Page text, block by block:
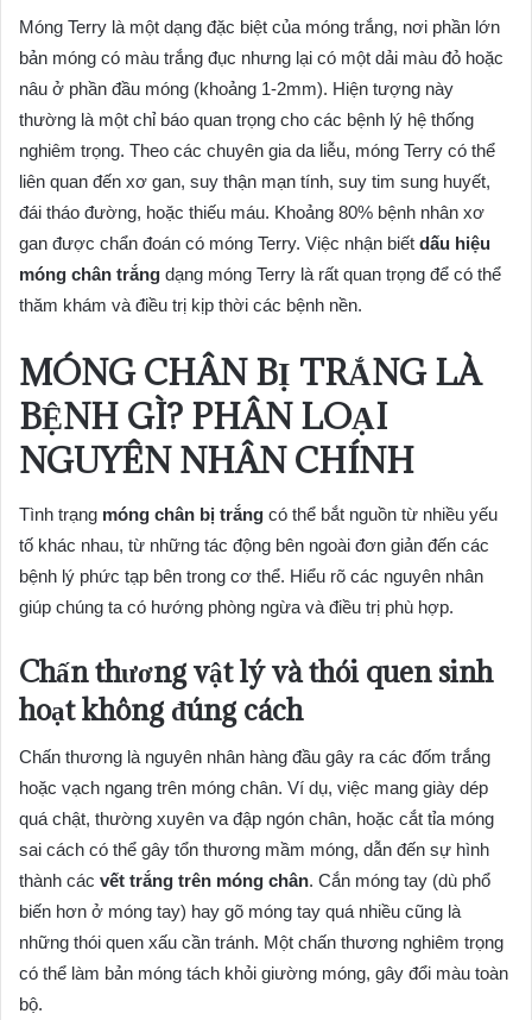
Móng Terry là một dạng đặc biệt của móng trắng, nơi phần lớn
bản móng có màu trắng đục nhưng lại có một dải màu đỏ hoặc
nâu ở phần đầu móng (khoảng 1-2mm). Hiện tượng này
thường là một chỉ báo quan trọng cho các bệnh lý hệ thống
nghiêm trọng. Theo các chuyên gia da liễu, móng Terry có thể
liên quan đến xơ gan, suy thận mạn tính, suy tim sung huyết,
đái tháo đường, hoặc thiếu máu. Khoảng 80% bệnh nhân xơ
gan được chẩn đoán có móng Terry. Việc nhận biết dấu hiệu
móng chân trắng dạng móng Terry là rất quan trọng để có thể
thăm khám và điều trị kịp thời các bệnh nền.
MÓNG CHÂN BỊ TRẮNG LÀ
BỆNH GÌ? PHÂN LOẠI
NGUYÊN NHÂN CHÍNH
Tình trạng móng chân bị trắng có thể bắt nguồn từ nhiều yếu
tố khác nhau, từ những tác động bên ngoài đơn giản đến các
bệnh lý phức tạp bên trong cơ thể. Hiểu rõ các nguyên nhân
giúp chúng ta có hướng phòng ngừa và điều trị phù hợp.
Chấn thương vật lý và thói quen sinh
hoạt không đúng cách
Chấn thương là nguyên nhân hàng đầu gây ra các đốm trắng
hoặc vạch ngang trên móng chân. Ví dụ, việc mang giày dép
quá chật, thường xuyên va đập ngón chân, hoặc cắt tỉa móng
sai cách có thể gây tổn thương mầm móng, dẫn đến sự hình
thành các vết trắng trên móng chân. Cắn móng tay (dù phổ
biến hơn ở móng tay) hay gõ móng tay quá nhiều cũng là
những thói quen xấu cần tránh. Một chấn thương nghiêm trọng
có thể làm bản móng tách khỏi giường móng, gây đổi màu toàn
bộ.